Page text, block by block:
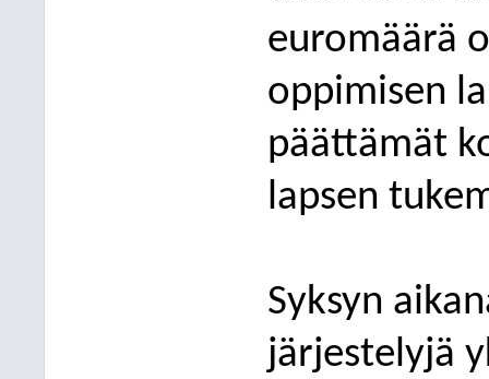
euromäärä
oppimisen
päättämät
lapsen
Syksyn
järjestelyjä